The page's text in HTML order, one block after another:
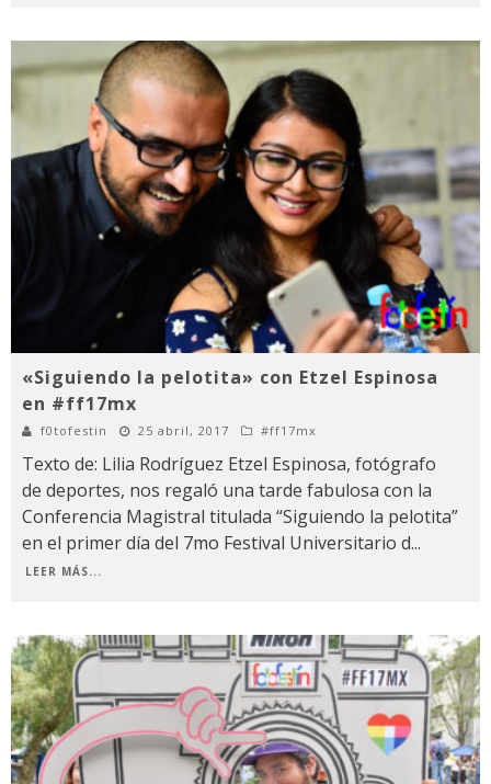
«Siguiendo la pelotita» con Etzel Espinosa
en #ff17mx
f0tofestin 25 abril, 2017 #ff17mx
Texto de: Lilia Rodríguez Etzel Espinosa, fotógrafo
de deportes, nos regaló una tarde fabulosa con la
Conferencia Magistral titulada “Siguiendo la pelotita”
en el primer día del 7mo Festival Universitario d...
LEER MÁS...